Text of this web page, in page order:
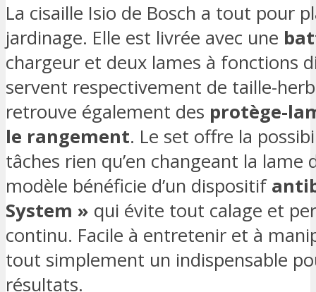
La cisaille Isio de Bosch a tout pour
jardinage. Elle est livrée avec une
chargeur et deux lames à fonctions
servent respectivement de taille-
retrouve également des protège-
le rangement. Le set offre la
tâches rien qu’en changeant la lame
modèle bénéficie d’un dispositif
System » qui évite tout calage et
continu. Facile à entretenir et à
tout simplement un indispensable
résultats.